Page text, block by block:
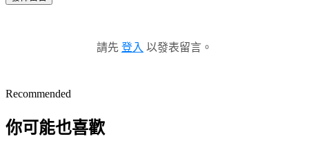
請先 登入 以發表留言。
Recommended
你可能也喜歡